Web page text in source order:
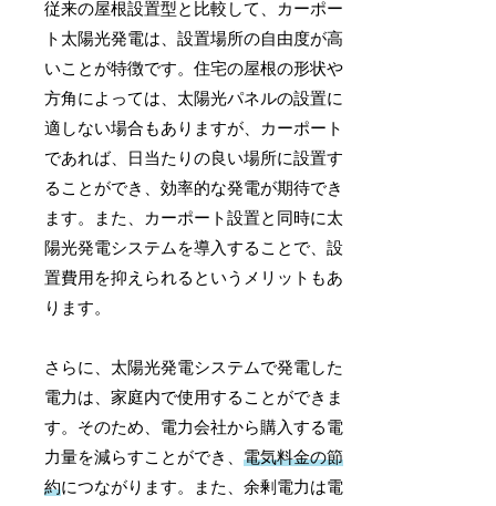
従来の屋根設置型と比較して、カーポー
ト太陽光発電は、設置場所の自由度が高
いことが特徴です。住宅の屋根の形状や
方角によっては、太陽光パネルの設置に
適しない場合もありますが、カーポート
であれば、日当たりの良い場所に設置す
ることができ、効率的な発電が期待でき
ます。また、カーポート設置と同時に太
陽光発電システムを導入することで、設
置費用を抑えられるというメリットもあ
ります。
さらに、太陽光発電システムで発電した
電力は、家庭内で使用することができま
す。そのため、電力会社から購入する電
力量を減らすことができ、電気料金の節
約につながります。また、余剰電力は電